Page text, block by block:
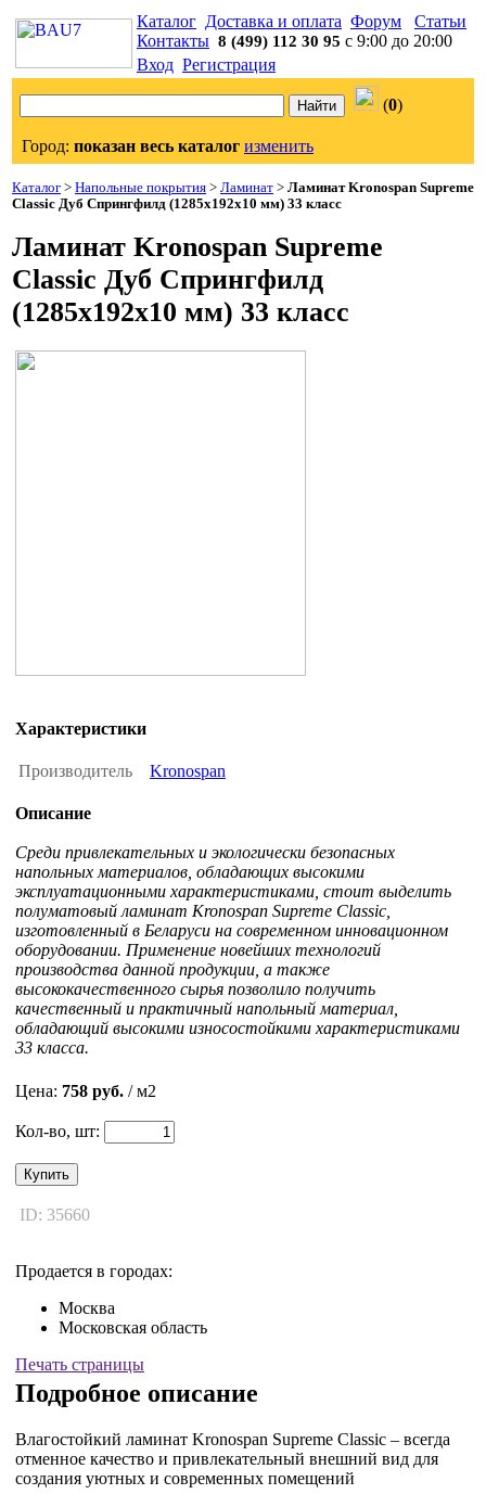
Каталог Доставка и оплата Форум
Статьи
Контакты 8 (499) 112 30 95 с 9:00 до 20:00
Вход Регистрация
(0)
Город: показан весь каталог изменить
Каталог > Напольные покрытия > Ламинат > Ламинат Kronospan Supreme
Classic Дуб Спрингфилд (1285x192x10 мм) 33 класс
Ламинат Kronospan Supreme
Classic Дуб Спрингфилд
(1285x192x10 мм) 33 класс
Характеристики
Производитель Kronospan
Описание
Среди привлекательных и экологически безопасных
напольных материалов, обладающих высокими
эксплуатационными характеристиками, стоит выделить
полуматовый ламинат Kronospan Supreme Classic,
изготовленный в Беларуси на современном инновационном
оборудовании. Применение новейших технологий
производства данной продукции, а также
высококачественного сырья позволило получить
качественный и практичный напольный материал,
обладающий высокими износостойкими характеристиками
33 класса.
Цена: 758 руб. / м2
Кол-во, шт:
Купить
ID: 35660
Продается в городах:
Москва
Московская область
Печать страницы
Подробное описание
Влагостойкий ламинат Kronospan Supreme Classic – всегда
отменное качество и привлекательный внешний вид для
создания уютных и современных помещений